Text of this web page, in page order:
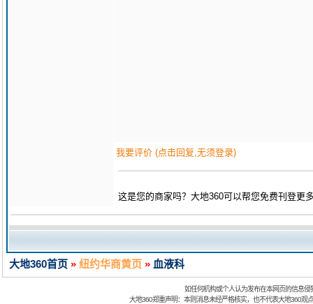
我要评价 (点击回复,无须登录)
这是您的商家吗？大地360可以帮您免费刊登更
大地360首页 » 纽约华商黄页 » 血液科
如任何机构或个人认为发布在本网页的信息
大地360郑重声明：本则消息未经严格核实，也不代表大地360观